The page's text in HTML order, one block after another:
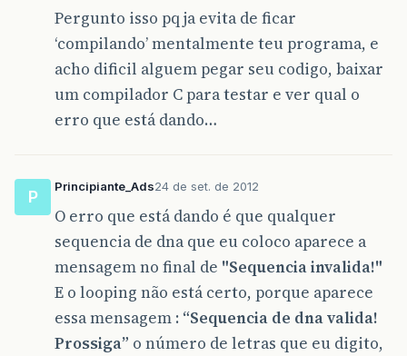
Pergunto isso pq ja evita de ficar
‘compilando’ mentalmente teu programa, e
acho dificil alguem pegar seu codigo, baixar
um compilador C para testar e ver qual o
erro que está dando…
P
Principiante_Ads24 de set. de 2012
O erro que está dando é que qualquer
sequencia de dna que eu coloco aparece a
mensagem no final de "Sequencia invalida!"
E o looping não está certo, porque aparece
essa mensagem : “Sequencia de dna valida!
Prossiga” o número de letras que eu digito,